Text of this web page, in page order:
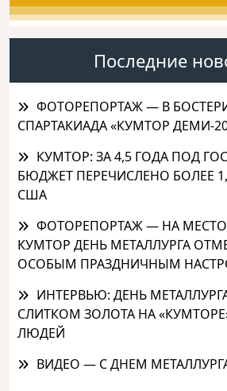
Последние
ФОТОРЕПОРТАЖ — В
СПАРТАКИАДА «КУМТОР ДЕМИ-
КУМТОР: ЗА 4,5 ГОДА ПОД
БЮДЖЕТ ПЕРЕЧИСЛЕНО БОЛЕЕ
США
ФОТОРЕПОРТАЖ — НА
КУМТОР ДЕНЬ МЕТАЛЛУРГА
ОСОБЫМ ПРАЗДНИЧНЫМ
ИНТЕРВЬЮ: ДЕНЬ
СЛИТКОМ ЗОЛОТА НА
ЛЮДЕЙ
ВИДЕО — С ДНЕМ